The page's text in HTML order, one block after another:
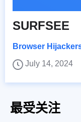
SURFSEE
Browser
July 14, 2024
最受关注